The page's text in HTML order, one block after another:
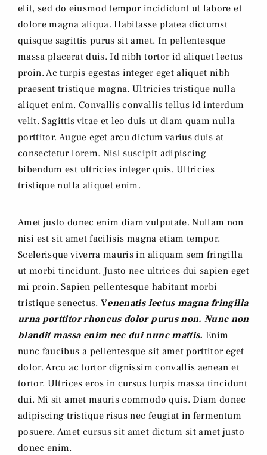
elit, sed do eiusmod tempor incididunt ut labore et
dolore magna aliqua. Habitasse platea dictumst
quisque sagittis purus sit amet. In pellentesque
massa placerat duis. Id nibh tortor id aliquet lectus
proin. Ac turpis egestas integer eget aliquet nibh
praesent tristique magna. Ultricies tristique nulla
aliquet enim. Convallis convallis tellus id interdum
velit. Sagittis vitae et leo duis ut diam quam nulla
porttitor. Augue eget arcu dictum varius duis at
consectetur lorem. Nisl suscipit adipiscing
bibendum est ultricies integer quis. Ultricies
tristique nulla aliquet enim.
Amet justo donec enim diam vulputate. Nullam non
nisi est sit amet facilisis magna etiam tempor.
Scelerisque viverra mauris in aliquam sem fringilla
ut morbi tincidunt. Justo nec ultrices dui sapien eget
mi proin. Sapien pellentesque habitant morbi
tristique senectus. Venenatis lectus magna fringilla
urna porttitor rhoncus dolor purus non. Nunc non
blandit massa enim nec dui nunc mattis. Enim
nunc faucibus a pellentesque sit amet porttitor eget
dolor. Arcu ac tortor dignissim convallis aenean et
tortor. Ultrices eros in cursus turpis massa tincidunt
dui. Mi sit amet mauris commodo quis. Diam donec
adipiscing tristique risus nec feugiat in fermentum
posuere. Amet cursus sit amet dictum sit amet justo
donec enim.